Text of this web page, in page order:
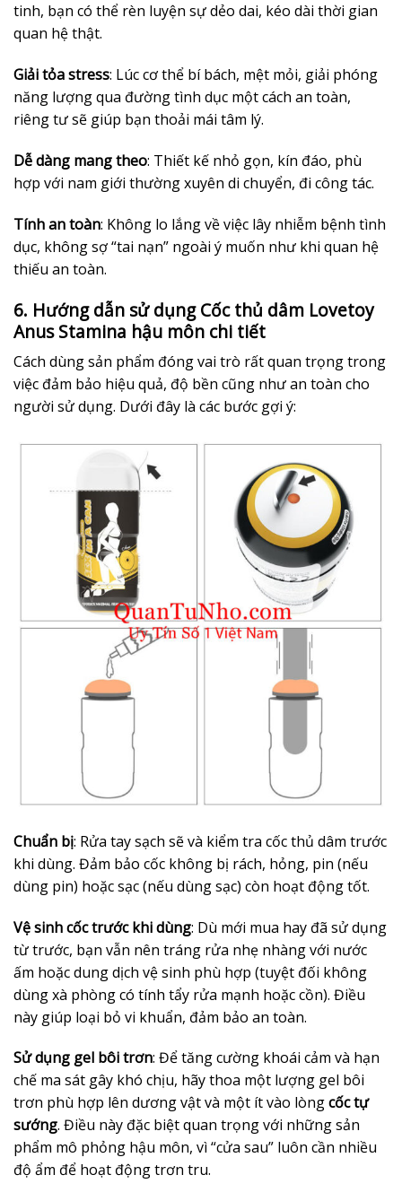
tinh, bạn có thể rèn luyện sự dẻo dai, kéo dài thời gian
quan hệ thật.
Giải tỏa stress: Lúc cơ thể bí bách, mệt mỏi, giải phóng
năng lượng qua đường tình dục một cách an toàn,
riêng tư sẽ giúp bạn thoải mái tâm lý.
Dễ dàng mang theo: Thiết kế nhỏ gọn, kín đáo, phù
hợp với nam giới thường xuyên di chuyển, đi công tác.
Tính an toàn: Không lo lắng về việc lây nhiễm bệnh tình
dục, không sợ “tai nạn” ngoài ý muốn như khi quan hệ
thiếu an toàn.
6. Hướng dẫn sử dụng Cốc thủ dâm Lovetoy
Anus Stamina hậu môn chi tiết
Cách dùng sản phẩm đóng vai trò rất quan trọng trong
việc đảm bảo hiệu quả, độ bền cũng như an toàn cho
người sử dụng. Dưới đây là các bước gợi ý:
Chuẩn bị: Rửa tay sạch sẽ và kiểm tra cốc thủ dâm trước
khi dùng. Đảm bảo cốc không bị rách, hỏng, pin (nếu
dùng pin) hoặc sạc (nếu dùng sạc) còn hoạt động tốt.
Vệ sinh cốc trước khi dùng: Dù mới mua hay đã sử dụng
từ trước, bạn vẫn nên tráng rửa nhẹ nhàng với nước
ấm hoặc dung dịch vệ sinh phù hợp (tuyệt đối không
dùng xà phòng có tính tẩy rửa mạnh hoặc cồn). Điều
này giúp loại bỏ vi khuẩn, đảm bảo an toàn.
Sử dụng gel bôi trơn: Để tăng cường khoái cảm và hạn
chế ma sát gây khó chịu, hãy thoa một lượng gel bôi
trơn phù hợp lên dương vật và một ít vào lòngcốc tự
sướng. Điều này đặc biệt quan trọng với những sản
phẩm mô phỏng hậu môn, vì “cửa sau” luôn cần nhiều
độ ẩm để hoạt động trơn tru.